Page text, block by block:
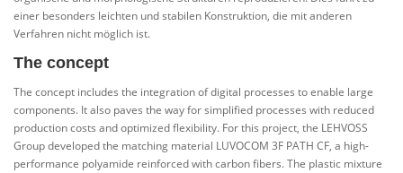
einer besonders leichten und stabilen Konstruktion, die mit anderen
Verfahren nicht möglich ist.
The concept
The concept includes the integration of digital processes to enable large
components. It also paves the way for simplified processes with reduced
production costs and optimized flexibility. For this project, the LEHVOSS
Group developed the matching material LUVOCOM 3F PATH CF, a high-
performance polyamide reinforced with carbon fibers. The plastic mixture